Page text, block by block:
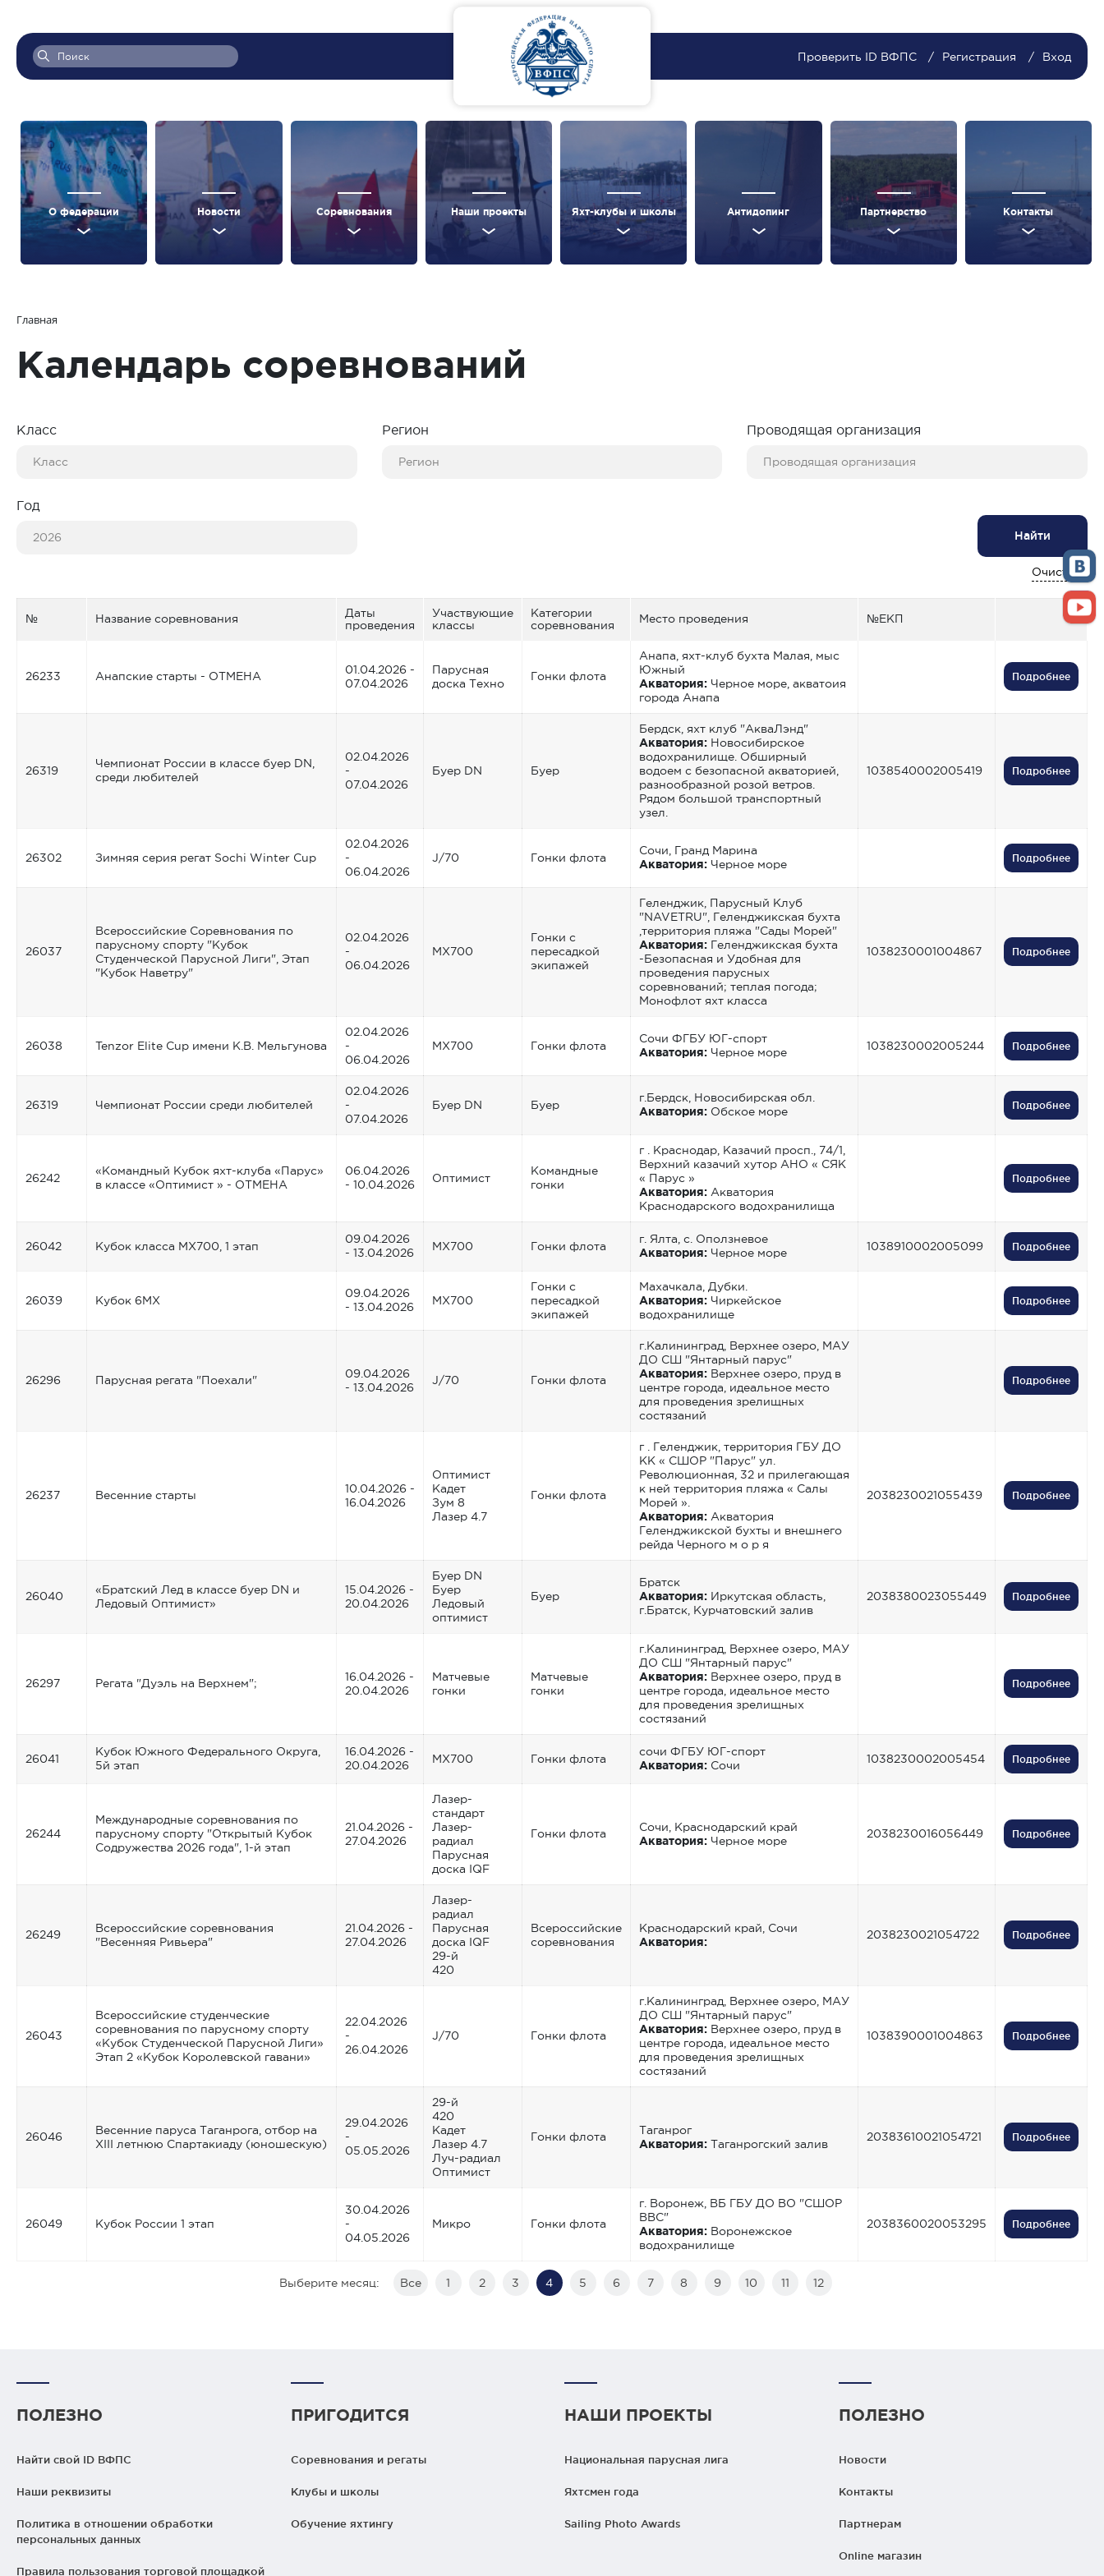
Проверить ID ВФПС Регистрация Вход
О федерации Новости Соревнования Наши проекты Яхт-клубы и школы Антидопинг Партнерство Контакты
Главная
Календарь соревнований
Класс Регион Проводящая организация
Год
Найти
Очистить
№ Название соревнования
Даты
проведения
Участвующие
классы
Категории
соревнования
Место проведения №ЕКП
26233 Анапские старты - ОТМЕНА
01.04.2026 -
07.04.2026
Парусная
доска Техно
Гонки флота
Анапа, яхт-клуб бухта Малая, мыс
Южный
Акватория: Черное море, акватоия
города Анапа
Подробнее
26319
Чемпионат России в классе буер DN,
среди любителей
02.04.2026
-
07.04.2026
Буер DN Буер
Бердск, яхт клуб "АкваЛэнд"
Акватория: Новосибирское
водохранилище. Обширный
водоем с безопасной акваторией,
разнообразной розой ветров.
Рядом большой транспортный
узел.
1038540002005419 Подробнее
26302 Зимняя серия регат Sochi Winter Cup
02.04.2026
-
06.04.2026
J/70 Гонки флота
Сочи, Гранд Марина
Акватория: Черное море Подробнее
26037
Всероссийские Соревнования по
парусному спорту "Кубок
Студенческой Парусной Лиги", Этап
"Кубок Наветру"
02.04.2026
-
06.04.2026
MX700
Гонки с
пересадкой
экипажей
Геленджик, Парусный Клуб
"NAVETRU", Геленджикская бухта
,территория пляжа "Сады Морей"
Акватория: Геленджикская бухта
-Безопасная и Удобная для
проведения парусных
соревнований; теплая погода;
Монофлот яхт класса
1038230001004867 Подробнее
26038 Tenzor Elite Cup имени К.В. Мельгунова
02.04.2026
-
06.04.2026
MX700 Гонки флота
Сочи ФГБУ ЮГ-спорт
Акватория: Черное море 1038230002005244 Подробнее
26319 Чемпионат России среди любителей
02.04.2026
-
07.04.2026
Буер DN Буер
г.Бердск, Новосибирская обл.
Акватория: Обское море Подробнее
26242
«Командный Кубок яхт-клуба «Парус»
в классе «Оптимист » - ОТМЕНА
06.04.2026
- 10.04.2026
Оптимист
Командные
гонки
г . Краснодар, Казачий просп., 74/1,
Верхний казачий хутор АНО « СЯК
« Парус »
Акватория: Акватория
Краснодарского водохранилища
Подробнее
26042 Кубок класса MX700, 1 этап
09.04.2026
- 13.04.2026
MX700 Гонки флота
г. Ялта, с. Оползневое
Акватория: Черное море 1038910002005099 Подробнее
26039 Кубок 6МХ
09.04.2026
- 13.04.2026
MX700
Гонки с
пересадкой
экипажей
Махачкала, Дубки.
Акватория: Чиркейское
водохранилище
Подробнее
26296 Парусная регата "Поехали"
09.04.2026
- 13.04.2026
J/70 Гонки флота
г.Калининград, Верхнее озеро, МАУ
ДО СШ "Янтарный парус"
Акватория: Верхнее озеро, пруд в
центре города, идеальное место
для проведения зрелищных
состязаний
Подробнее
26237 Весенние старты
10.04.2026 -
16.04.2026
Оптимист
Кадет
Зум 8
Лазер 4.7
Гонки флота
г . Геленджик, территория ГБУ ДО
КК « СШОР "Парус" ул.
Революционная, 32 и прилегающая
к ней территория пляжа « Салы
Морей ».
Акватория: Акватория
Геленджикской бухты и внешнего
рейда Черного м о р я
2038230021055439 Подробнее
26040
«Братский Лед в классе буер DN и
Ледовый Оптимист»
15.04.2026 -
20.04.2026
Буер DN
Буер
Ледовый
оптимист
Буер
Братск
Акватория: Иркутская область,
г.Братск, Курчатовский залив
2038380023055449 Подробнее
26297 Регата "Дуэль на Верхнем";
16.04.2026 -
20.04.2026
Матчевые
гонки
Матчевые
гонки
г.Калининград, Верхнее озеро, МАУ
ДО СШ "Янтарный парус"
Акватория: Верхнее озеро, пруд в
центре города, идеальное место
для проведения зрелищных
состязаний
Подробнее
26041
Кубок Южного Федерального Округа,
5й этап
16.04.2026 -
20.04.2026
MX700 Гонки флота
сочи ФГБУ ЮГ-спорт
Акватория: Сочи 1038230002005454 Подробнее
26244
Международные соревнования по
парусному спорту "Открытый Кубок
Содружества 2026 года", 1-й этап
21.04.2026 -
27.04.2026
Лазер-
стандарт
Лазер-
радиал
Парусная
доска IQF
Гонки флота
Сочи, Краснодарский край
Акватория: Черное море
2038230016056449 Подробнее
26249
Всероссийские соревнования
"Весенняя Ривьера"
21.04.2026 -
27.04.2026
Лазер-
радиал
Парусная
доска IQF
29-й
420
Всероссийские
соревнования
Краснодарский край, Сочи
Акватория:
2038230021054722 Подробнее
26043
Всероссийские студенческие
соревнования по парусному спорту
«Кубок Студенческой Парусной Лиги»
Этап 2 «Кубок Королевской гавани»
22.04.2026
-
26.04.2026
J/70 Гонки флота
г.Калининград, Верхнее озеро, МАУ
ДО СШ "Янтарный парус"
Акватория: Верхнее озеро, пруд в
центре города, идеальное место
для проведения зрелищных
состязаний
1038390001004863 Подробнее
26046
Весенние паруса Таганрога, отбор на
XIII летнюю Спартакиаду (юношескую)
29.04.2026
-
05.05.2026
29-й
420
Кадет
Лазер 4.7
Луч-радиал
Оптимист
Гонки флота
Таганрог
Акватория: Таганрогский залив
20383610021054721 Подробнее
26049 Кубок России 1 этап
30.04.2026
-
04.05.2026
Микро Гонки флота
г. Воронеж, ВБ ГБУ ДО ВО "СШОР
ВВС"
Акватория: Воронежское
водохранилище
2038360020053295 Подробнее
Выберите месяц: Все 1 2 3 4 5 6 7 8 9 10 11 12
ПОЛЕЗНО
Найти свой ID ВФПС
Наши реквизиты
Политика в отношении обработки
персональных данных
Правила пользования торговой площадкой
ПРИГОДИТСЯ
Соревнования и регаты
Клубы и школы
Обучение яхтингу
НАШИ ПРОЕКТЫ
Национальная парусная лига
Яхтсмен года
Sailing Photo Awards
ПОЛЕЗНО
Новости
Контакты
Партнерам
Online магазин